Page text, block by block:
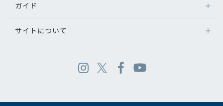
ガイド
サイトについて